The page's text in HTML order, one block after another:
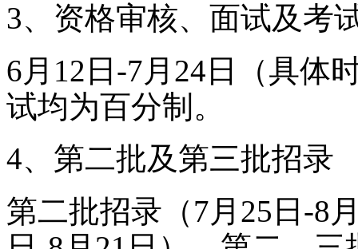
3、 资格审核、面试及考
6月12日-7月24日（具体
试均为百分制。
4、 第二批及第三批招录
第二批招录（7月25日-8